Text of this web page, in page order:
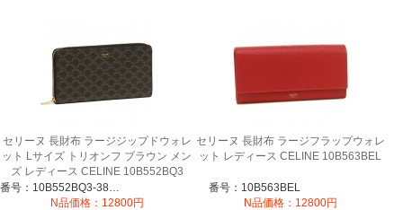
セリーヌ 長財布 ラージジップドウォレ
ット Lサイズ トリオンフ ブラウン メン
ズ レディース CELINE 10B552BQ3
38NO 2021秋冬新作
番号：10B552BQ3-38NO
N品価格：12800円
セリーヌ 長財布 ラージフラップウォレ
ット レディース CELINE 10B563BEL
番号：10B563BEL
N品価格：12800円